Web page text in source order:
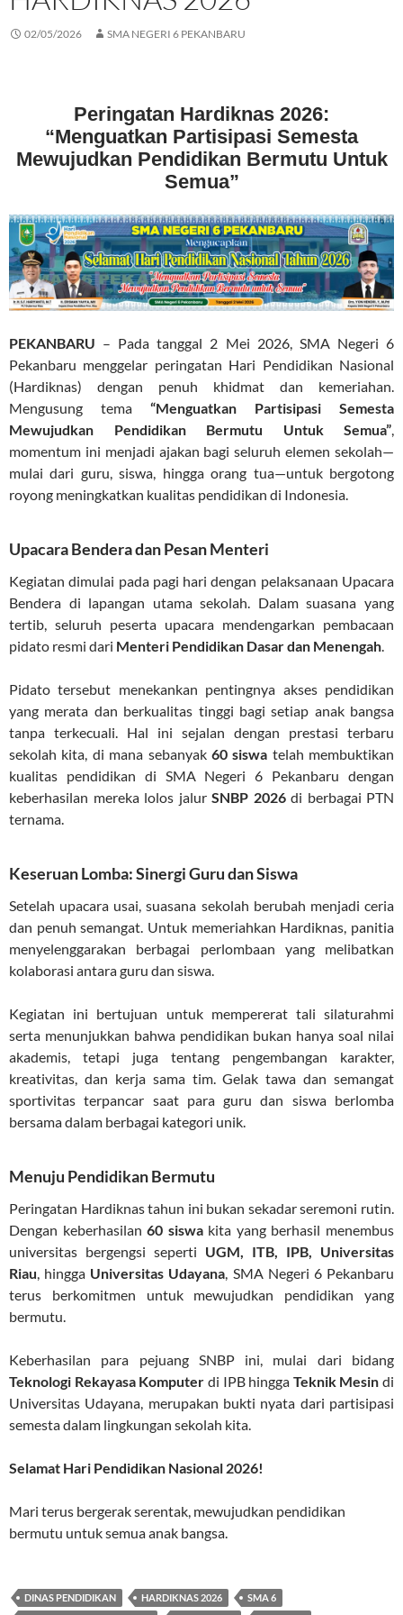
02/05/2026 SMA NEGERI 6 PEKANBARU
Peringatan Hardiknas 2026:
“Menguatkan Partisipasi Semesta
Mewujudkan Pendidikan Bermutu Untuk
Semua”
PEKANBARU – Pada tanggal 2 Mei 2026, SMA Negeri 6
Pekanbaru menggelar peringatan Hari Pendidikan Nasional
(Hardiknas) dengan penuh khidmat dan kemeriahan.
Mengusung tema “Menguatkan Partisipasi Semesta
Mewujudkan Pendidikan Bermutu Untuk Semua”
momentum ini menjadi ajakan bagi seluruh elemen sekolah—
mulai dari guru, siswa, hingga orang tua—untuk bergotong
royong meningkatkan kualitas pendidikan di Indonesia.
Upacara Bendera dan Pesan Menteri
Kegiatan dimulai pada pagi hari dengan pelaksanaan Upacara
Bendera di lapangan utama sekolah. Dalam suasana yang
tertib, seluruh peserta upacara mendengarkan pembacaan
pidato resmi dari Menteri Pendidikan Dasar dan Menengah
Pidato tersebut menekankan pentingnya akses pendidikan
yang merata dan berkualitas tinggi bagi setiap anak bangsa
tanpa terkecuali. Hal ini sejalan dengan prestasi terbaru
sekolah kita, di mana sebanyak 60 siswa telah membuktikan
kualitas pendidikan di SMA Negeri 6 Pekanbaru dengan
keberhasilan mereka lolos jalur SNBP 2026di berbagai PTN
ternama
Keseruan Lomba: Sinergi Guru dan Siswa
Setelah upacara usai, suasana sekolah berubah menjadi ceria
dan penuh semangat. Untuk memeriahkan Hardiknas, panitia
menyelenggarakan berbagai perlombaan yang melibatkan
kolaborasi antara guru dan siswa.
Kegiatan ini bertujuan untuk mempererat tali silaturahmi
serta menunjukkan bahwa pendidikan bukan hanya soal nilai
akademis, tetapi juga tentang pengembangan karakter,
kreativitas, dan kerja sama tim. Gelak tawa dan semangat
sportivitas terpancar saat para guru dan siswa berlomba
bersama dalam berbagai kategori unik.
Menuju Pendidikan Bermutu
Peringatan Hardiknas tahun ini bukan sekadar seremoni rutin.
Dengan keberhasilan60 siswakita yang berhasil menembus
universitas bergengsi seperti UGM, ITB, IPB, Universitas
Riau , hingga Universitas Udayana , SMA Negeri 6 Pekanbaru
terus berkomitmen untuk mewujudkan pendidikan yang
bermutu
Keberhasilan para pejuang SNBP ini, mulai dari bidang
Teknologi Rekayasa Komputer di IPB hingga Teknik Mesin di
Universitas Udayana, merupakan bukti nyata dari partisipasi
semesta dalam lingkungan sekolah kita
Selamat Hari Pendidikan Nasional 2026!
Mari terus bergerak serentak, mewujudkan pendidikan
bermutu untuk semua anak bangsa.
DINAS PENDIDIKAN HARDIKNAS 2026
SMA 6